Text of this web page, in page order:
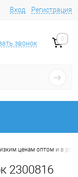
Вход Регистрация
звонок
0
ценам оптом и в
2300816